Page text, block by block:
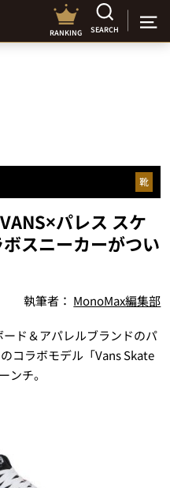
RANKING SEARCH
靴
パレス スケ
スニーカーがつい
執筆者： MonoMax編集部
ド＆アパレルブランドのパ
コラボモデル「Vans Skate
ンチ。